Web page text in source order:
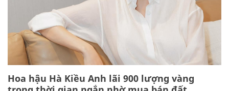
Hoa hậu Hà Kiều Anh lãi 900 lượng vàng